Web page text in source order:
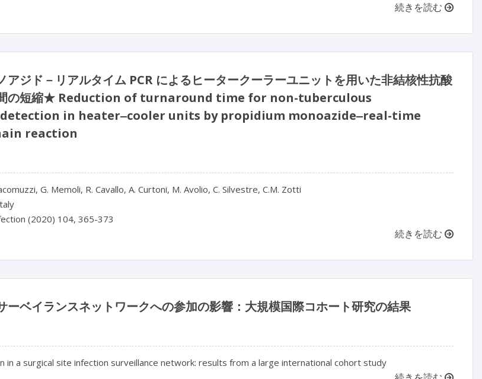
続きを読む
アジド－リアルタイム PCR によるヒータークーラーユニットを用いた非結核性抗酸
間の短縮★ Reduction of turnaround time for non-tuberculous
in heater‒cooler units by propidium monoazide‒real-time
reaction
G. Memoli, R. Cavallo, A. Curtoni, M. Avolio, C. Silvestre, C.M. Zotti
(2020) 104, 365-373
続きを読む
ーベイランスネットワークへの参加の影響：大規模国際コホート研究の結果
in a surgical site infection surveillance network: results from a large international cohort study